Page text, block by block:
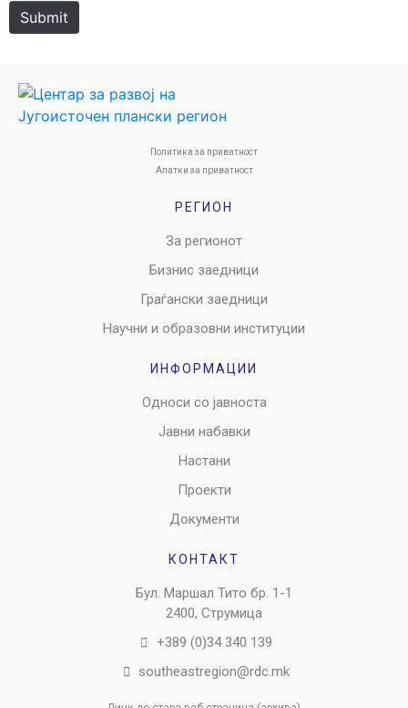
Submit
Политика за приватност
Алатки за приватност
РЕГИОН
За регионот
Бизнис заедници
Граѓански заедници
Научни и образовни институции
ИНФОРМАЦИИ
Односи со јавноста
Јавни набавки
Настани
Проекти
Документи
КОНТАКТ
Бул. Маршал Тито бр. 1-1
2400, Струмица
+389 (0)34 340 139
southeastregion@rdc.mk